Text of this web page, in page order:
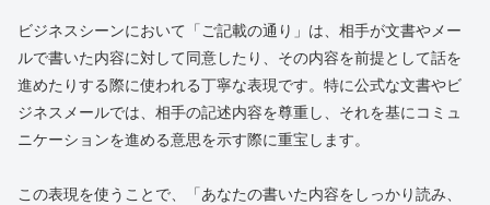
ビジネスシーンにおいて「ご記載の通り」は、相手が文書やメー
ルで書いた内容に対して同意したり、その内容を前提として話を
進めたりする際に使われる丁寧な表現です。特に公式な文書やビ
ジネスメールでは、相手の記述内容を尊重し、それを基にコミュ
ニケーションを進める意思を示す際に重宝します。
この表現を使うことで、「あなたの書いた内容をしっかり読み、